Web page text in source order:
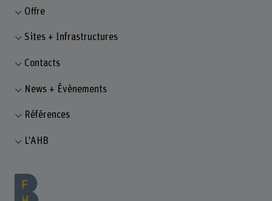
Offre
Sites + Infrastructures
Contacts
News + Évènements
Références
L'AHB